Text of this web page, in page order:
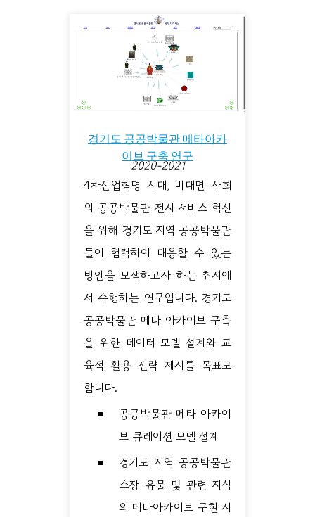
경기도 공공박물관 메타아카
이브 구축 연구
2020-2021
4차산업혁명 시대, 비대면 사회
의 공공박물관 전시 서비스 혁신
을 위해 경기도 지역 공공박물관
들이 협력하여 대응할 수 있는
방안을 모색하고자 하는 취지에
서 수행하는 연구입니다. 경기도
공공박물관 메타 아카이브 구축
을 위한 데이터 모델 설계와 교
육적 활용 전략 제시를 목표로
합니다.
공공박물관 메타 아카이
브 큐레이션 모델 설계
경기도 지역 공공박물관
소장 유물 및 관련 지식
의 메타아카이브 구현 시